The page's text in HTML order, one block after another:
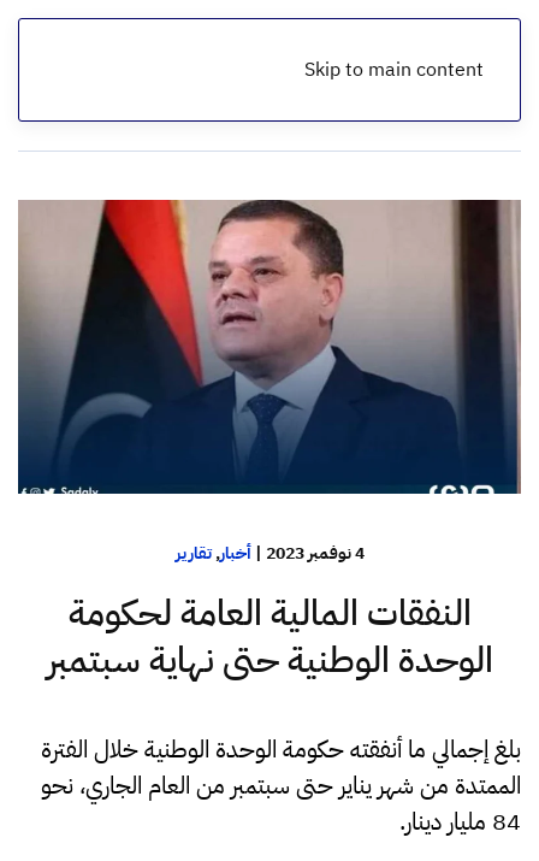
Skip to main content
الرئيسية
4 نوفمبر 2023 |أخبار,تقارير
النفقات المالية العامة لحكومة
الوحدة الوطنية حتى نهاية سبتمبر
بلغ إجمالي ما أنفقته حكومة الوحدة الوطنية خلال الفترة
الممتدة من شهر يناير حتى سبتمبر من العام الجاري، نحو
84 مليار دينار.